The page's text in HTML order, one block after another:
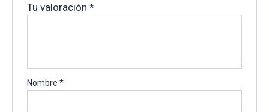
Tu valoración *
Nombre *